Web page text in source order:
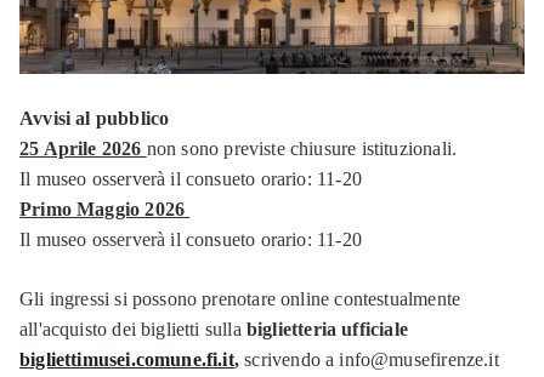
Avvisi al pubblico
25 Aprile 2026 non sono previste chiusure istituzionali.
Il museo osserverà il consueto orario: 11-20
Primo Maggio 2026
Il museo osserverà il consueto orario: 11-20
Gli ingressi si possono prenotare online contestualmente
all'acquisto dei biglietti sulla biglietteria ufficiale
bigliettimusei.comune.fi.it, scrivendo a info@musefirenze.it